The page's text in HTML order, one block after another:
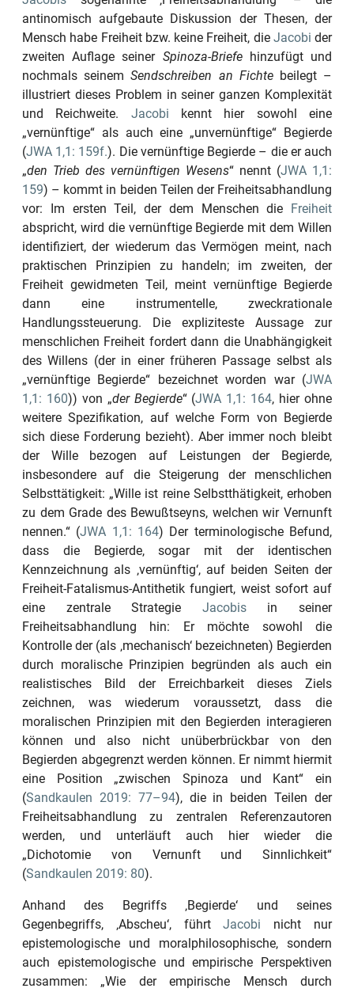
antinomisch aufgebaute Diskussion der Thesen, der
Mensch habe Freiheit bzw. keine Freiheit, die Jacobi der
zweiten Auflage seiner Spinoza-Briefehinzufügt und
nochmals seinemSendschreiben an Fichtebeilegt –
illustriert dieses Problem in seiner ganzen Komplexität
und Reichweite. Jacobi kennt hier sowohl eine
„vernünftige“ als auch eine „unvernünftige“ Begierde
(JWA 1,1: 159f.). Die vernünftige Begierde – die er auch
„den Trieb des vernünftigen Wesens“ nennt (JWA 1,1:
159) – kommt in beiden Teilen der Freiheitsabhandlung
vor: Im ersten Teil, der dem Menschen die Freiheit
abspricht, wird die vernünftige Begierde mit dem Willen
identifiziert, der wiederum das Vermögen meint, nach
praktischen Prinzipien zu handeln; im zweiten, der
Freiheit gewidmeten Teil, meint vernünftige Begierde
dann eine instrumentelle, zweckrationale
Handlungssteuerung. Die expliziteste Aussage zur
menschlichen Freiheit fordert dann die Unabhängigkeit
des Willens (der in einer früheren Passage selbst als
„vernünftige Begierde“ bezeichnet worden war (JWA
1,1: 160)) von „der Begierde“(JWA 1,1: 164, hier ohne
weitere Spezifikation, auf welche Form von Begierde
sich diese Forderung bezieht). Aber immer noch bleibt
der Wille bezogen auf Leistungen der Begierde,
insbesondere auf die Steigerung der menschlichen
Selbsttätigkeit: „Wille ist reine Selbstthätigkeit, erhoben
zu dem Grade des Bewußtseyns, welchen wir Vernunft
nennen.“ (JWA 1,1: 164) Der terminologische Befund,
dass die Begierde, sogar mit der identischen
Kennzeichnung als ‚vernünftig‘, auf beiden Seiten der
Freiheit-Fatalismus-Antithetik fungiert, weist sofort auf
eine zentrale Strategie Jacobisin seiner
Freiheitsabhandlung hin: Er möchte sowohl die
Kontrolle der (als ‚mechanisch‘bezeichneten) Begierden
durch moralische Prinzipien begründen als auch ein
realistisches Bild der Erreichbarkeit dieses Ziels
zeichnen, was wiederum voraussetzt, dass die
moralischen Prinzipien mit den Begierden interagieren
können und also nicht unüberbrückbar von den
Begierden abgegrenzt werden können. Er nimmt hiermit
eine Position „zwischen Spinoza und Kant“ ein
(Sandkaulen 2019: 77–94), die in beiden Teilen der
Freiheitsabhandlung zu zentralen Referenzautoren
werden, und unterläuft auch hier wieder die
„Dichotomie von Vernunft und Sinnlichkeit“
(Sandkaulen 2019: 80).
Anhand des Begriffs ‚Begierde‘ und seines
Gegenbegriffs, ‚Abscheu‘, führtJacobi nicht nur
epistemologische und moralphilosophische, sondern
auch epistemologische und empirische Perspektiven
zusammen: „Wie der empirische Mensch durch